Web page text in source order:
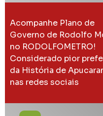
Acompanhe Plano de
Governo de Rodolfo
no RODOLFOMETRO!
Considerado pior
da História de
nas redes sociais